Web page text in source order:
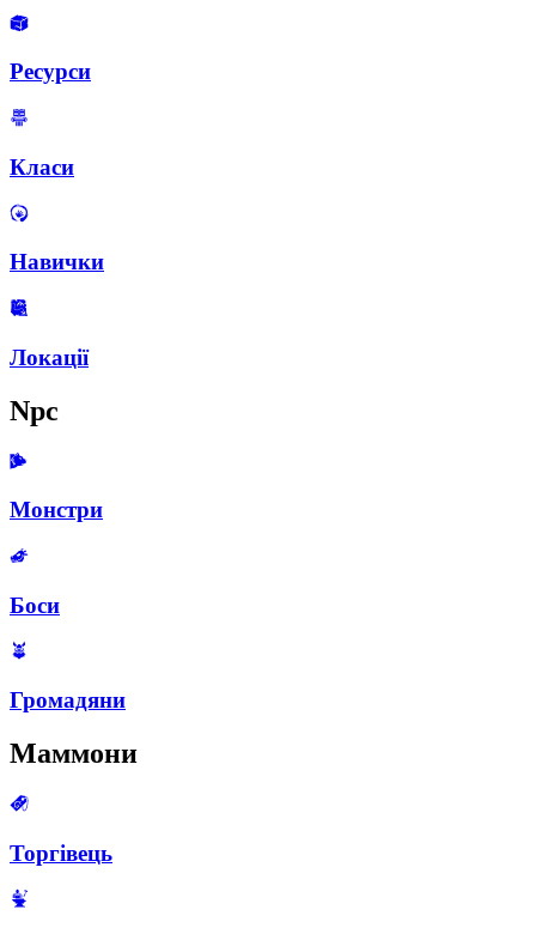
Ресурси
Класи
Навички
Локації
Npc
Монстри
Боси
Громадяни
Маммони
Торгівець